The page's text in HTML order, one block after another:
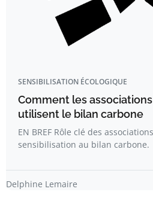
SENSIBILISATION ÉCOLOGIQUE
Comment les
utilisent le bilan carbone
EN BREF Rôle clé des
sensibilisation au bilan carbone.
Delphine Lemaire